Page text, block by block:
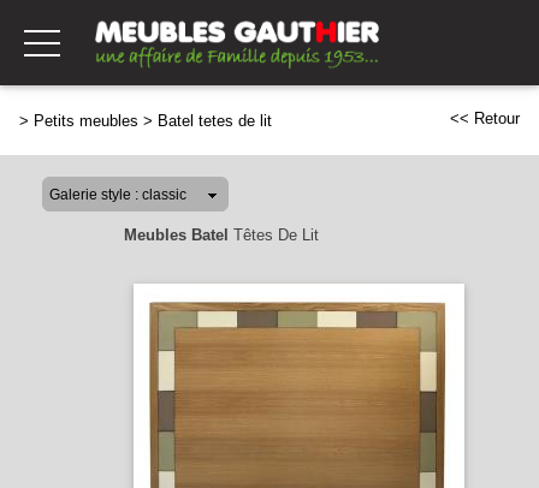
> Petits meubles > Batel tetes de lit << Retour
Meubles Batel Têtes De Lit